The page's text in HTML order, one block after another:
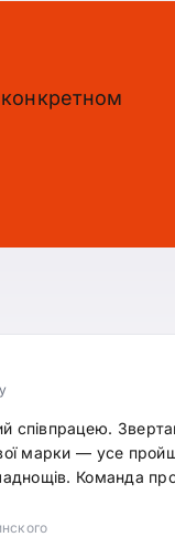
співпрацею.
марки — усе
Команда